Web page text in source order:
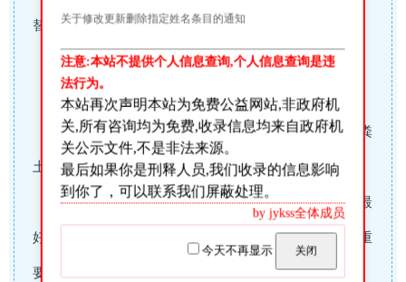
替的祷告。向主这样说：
“哦，我的神，我愿完全属那你。”
“愿我单单为着你而爱你，因你全然可爱。”
“我的神，愿你成为我的一切！使我能看万事如粪
土。”
向主献上这些以及其他从心底里发出的情话。但最
好每句之间有静默的时刻，这样你就会逐渐养成那极重
要的默祷习惯。
关于修改更新删除指定姓名条目的通知
注意:本站不提供个人信息查询,个人信息查询是违
法行为。
本站再次声明本站为免费公益网站,非政府机
关,所有咨询均为免费,收录信息均来自政府机
关公示文件,不是非法来源。
最后如果你是刑释人员,我们收录的信息影响
到你了，可以联系我们屏蔽处理。
by jykss全体成员
今天不再显示 关闭